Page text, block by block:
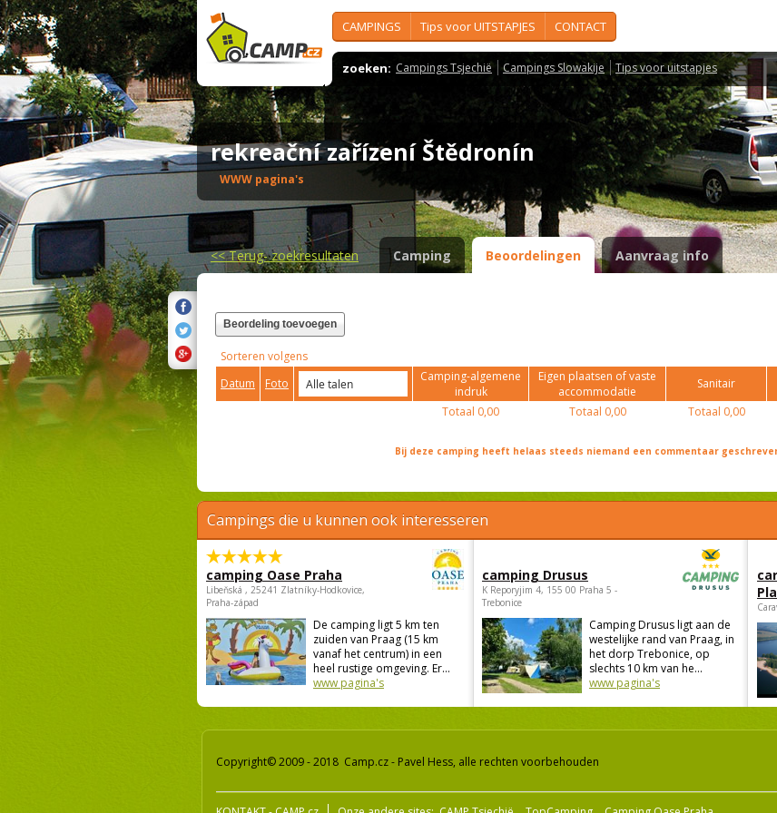
CAMPINGS Tips voor UITSTAPJES CONTACT
zoeken: Campings Tsjechië Campings Slowakije Tips voor uitstapjes
rekreační zařízení Štědronín
WWW pagina's
<<Terug- zoekresultaten Camping Beoordelingen Aanvraag info
Beordeling toevoegen
Sorteren volgens
Datum
Foto
Camping-algemene
indruk
Eigen plaatsen of vaste
accommodatie
Sanitair
Totaal 0,00 Totaal 0,00 Totaal 0,00
Bij deze camping heeft helaas steeds niemand een commentaar
Campings die u kunnen ook interesseren
camping Oase Praha
Libeňská , 25241 Zlatníky-Hodkovice,
Praha-západ
De camping ligt 5 km ten
zuiden van Praag (15 km
vanaf het centrum) in een
heel rustige omgeving. Er...
www pagina's
camping Drusus
K Reporyjim 4, 155 00 Praha 5 -
Trebonice
Camping Drusus ligt aan de
westelijke rand van Praag, in
het dorp Trebonice, op
slechts 10 km van he...
www pagina's
Copyright© 2009 - 2018 Camp.cz - Pavel Hess, alle rechten voorbehouden